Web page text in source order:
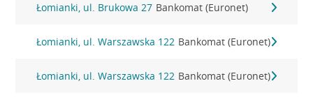
Łomianki, ul. Brukowa 27 Bankomat (Euronet)
Łomianki, ul. Warszawska 122 Bankomat (Euronet)
Łomianki, ul. Warszawska 122 Bankomat (Euronet)